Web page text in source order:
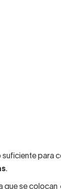
para
.
que se colocan